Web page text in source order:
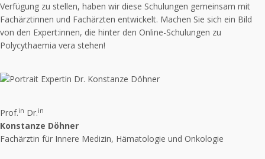
Verfügung zu stellen, haben wir diese Schulungen gemeinsam mit
Fachärztinnen und Fachärzten entwickelt. Machen Sie sich ein Bild
von den Expert:innen, die hinter den Online-Schulungen zu
Polycythaemia vera stehen!
Prof.in Dr.in
Konstanze Döhner
Fachärztin für Innere Medizin, Hämatologie und Onkologie